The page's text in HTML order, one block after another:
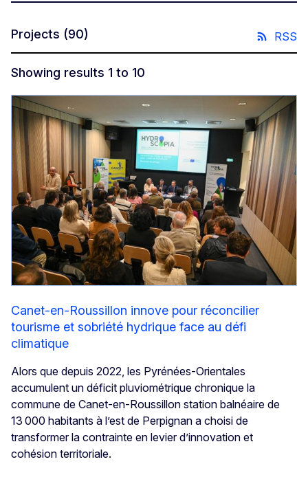
Projects (90) RSS
Showing results 1 to 10
Canet-en-Roussillon innove pour réconcilier
tourisme et sobriété hydrique face au défi
climatique
Alors que depuis 2022, les Pyrénées-Orientales
accumulent un déficit pluviométrique chronique la
commune de Canet-en-Roussillon station balnéaire de
13 000 habitants à l’est de Perpignan a choisi de
transformer la contrainte en levier d’innovation et
cohésion territoriale.